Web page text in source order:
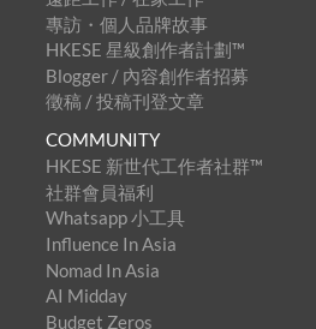
專訪・個人品牌故事
HKESE 星級創作者計劃™
Blogger / 內容創作者招募
徵稿 / 投稿刊登文章
COMMUNITY
HKESE 新世代工作者社群™
社群會員福利
Whatsapp 小工具
Influence In Asia
Nomad In Asia
AI Midday
Budget Zeros